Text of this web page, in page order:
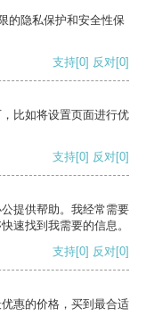
的隐私保护和安全性保
支持[0] 反对[0]
比如将设置页面进行优
支持[0] 反对[0]
提供帮助。我经常需要
速找到我需要的信息。
支持[0] 反对[0]
惠的价格，买到最合适